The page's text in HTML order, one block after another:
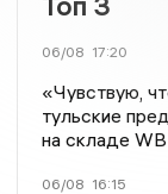
06/08 17:20
«Чувствую,
тульские
на складе
06/08 16:15